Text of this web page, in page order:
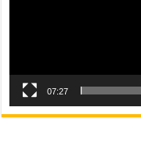
07:27